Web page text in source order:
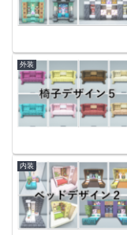
外装
内装